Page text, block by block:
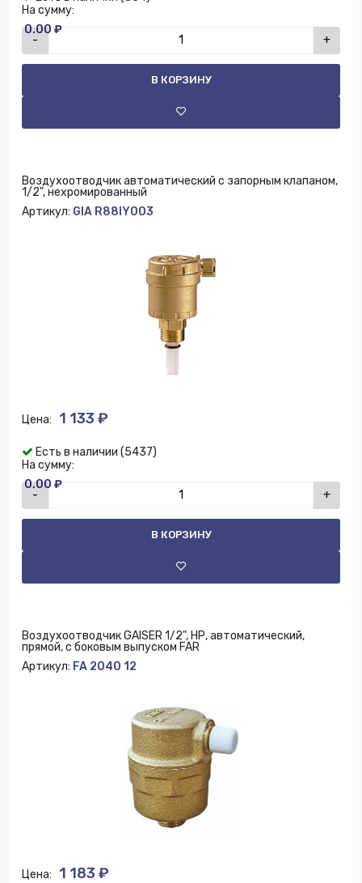
На сумму:
0.00 ₽
- +
В КОРЗИНУ
Воздухоотводчик автоматический с запорным клапаном,
1/2", нехромированный
Артикул: GIA R88IY003
Цена: 1 133 ₽
Есть в наличии (5437)
На сумму:
0.00 ₽
- +
В КОРЗИНУ
Воздухоотводчик GAISER 1/2", НР, автоматический,
прямой, с боковым выпуском FAR
Артикул: FA 2040 12
Цена: 1 183 ₽